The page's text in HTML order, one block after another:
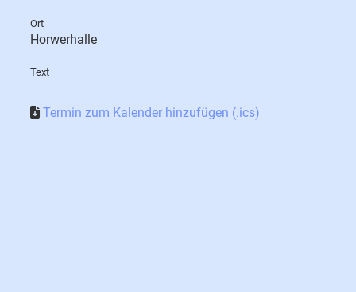
Ort
Horwerhalle
Text
Termin zum Kalender hinzufügen (.ics)